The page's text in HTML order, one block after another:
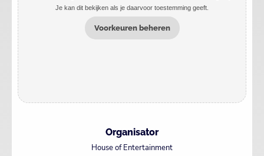
Je kan dit bekijken als je daarvoor toestemming geeft.
Voorkeuren beheren
Organisator
House of Entertainment